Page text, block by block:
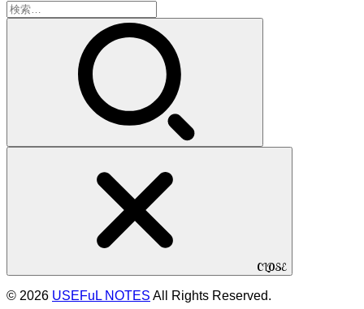
検
索:
CLOSE
© 2026 USEFuL NOTES All Rights Reserved.